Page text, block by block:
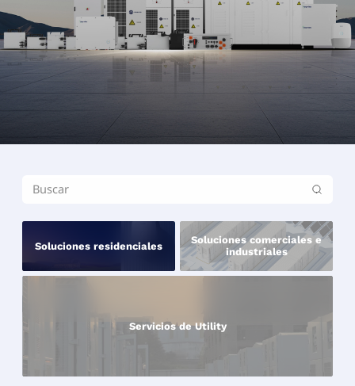
Soluciones residenciales
Soluciones comerciales e
industriales
Servicios de Utility